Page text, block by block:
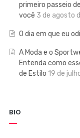
primeiro passeio
você 3 de agosto
O dia em que eu
A Moda e o
Entenda como
de Estilo 19 de
BIO